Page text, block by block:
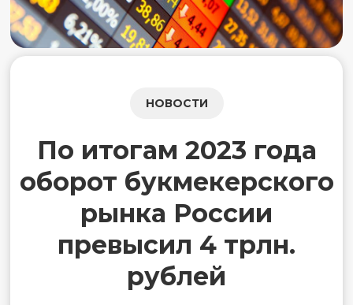
НОВОСТИ
По итогам 2023 года
оборот букмекерского
рынка России
превысил 4 трлн.
рублей